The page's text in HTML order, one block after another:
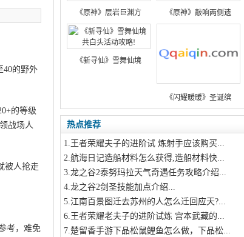
40的野外
的等级
战场人
被人抢走
考，难免
《原神》层岩巨渊方 《原神》敲响两侧遗
《新寻仙》雪舞仙境
《闪耀暖暖》圣诞缤
热点推荐
1.王者荣耀夫子的进阶试 炼射手应该购买...
2.航海日记造船材料怎么获得,造船材料快...
3.龙之谷2泰努玛拉天气奇遇任务攻略介绍...
4.龙之谷2剑圣技能加点介绍...
5.江南百景图迁去苏州的人怎么迁回应天?...
6.王者荣耀老夫子的进阶试炼 宫本武藏的...
7.楚留香手游下品松鼠鲤鱼怎么做，下品松...